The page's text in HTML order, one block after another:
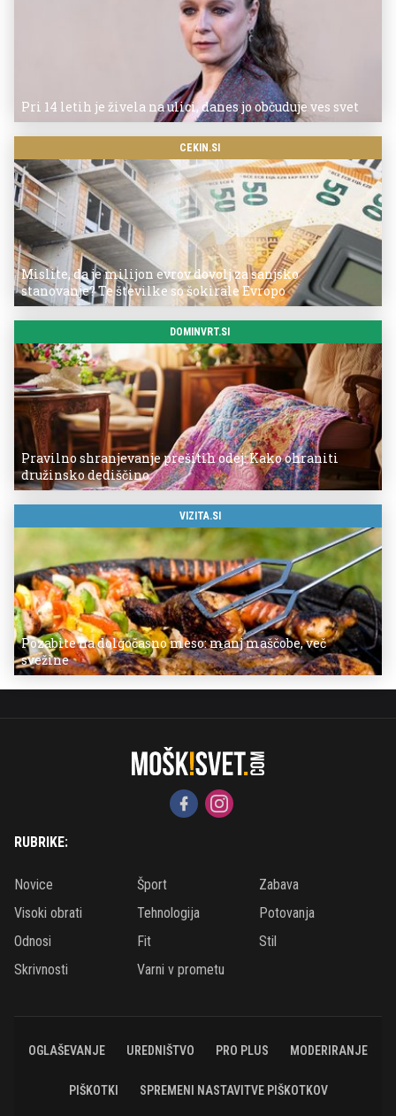
Pri 14 letih je živela na ulici, danes jo občuduje ves svet
CEKIN.SI
Mislite, da je milijon evrov dovolj za sanjsko
stanovanje? Te številke so šokirale Evropo
DOMINVRT.SI
Pravilno shranjevanje prešitih odej: Kako ohraniti
družinsko dediščino
VIZITA.SI
Pozabite na dolgočasno meso: manj maščobe, več
svežine
RUBRIKE:
Novice Šport
Zabava
Visoki obrati
Tehnologija
Potovanja
Odnosi
Fit
Stil
Skrivnosti
Varni v prometu
OGLAŠEVANJE UREDNIŠTVO PRO PLUS MODERIRANJE
PIŠKOTKI SPREMENI NASTAVITVE PIŠKOTKOV